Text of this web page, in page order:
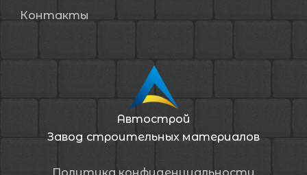
Контакты
Автострой
Завод строительных материалов
Политика конфиденциальности